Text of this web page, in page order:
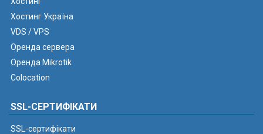
Хостинг Україна
VDS / VPS
Оренда сервера
Оренда Mikrotik
Colocation
SSL-СЕРТИФІКАТИ
SSL-сертифікати